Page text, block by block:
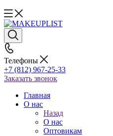
Телефоны
+7 (812) 967-25-33
Заказать звонок
Главная
О нас
Назад
О нас
Оптовикам